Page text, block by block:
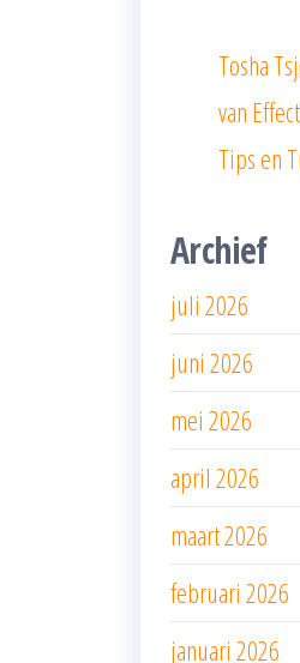
Tosha
van
Tips en
Archief
juli 2026
juni 2026
mei 2026
april 2026
maart 2026
februari 2026
januari 2026